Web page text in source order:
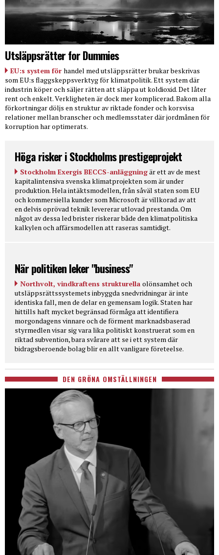
Utsläppsrätter for Dummies
EU:s system för handel med utsläppsrätter brukar beskrivas
som EU:s flaggskeppsverktyg för klimatpolitik. Ett system där
industrin köper och säljer rätten att släppa ut koldioxid. Det låter
rent och enkelt. Verkligheten är dock mer komplicerad. Bakom alla
förkortningar döljs en struktur av riktade fonder och korsvisa
relationer mellan branscher och medlemsstater där jordmånen för
korruption har optimerats.
Höga risker i Stockholms prestigeprojekt
Stockholm Exergis BECCS-anläggningär ett av de mest
kapitalintensiva svenska klimatprojekten som är under
produktion. Hela intäktsmodellen, från såväl staten som EU
och kommersiella kunder som Microsoft är villkorad av att
en delvis oprövad teknik levererar utlovad prestanda. Om
något av dessa led brister riskerar både den klimatpolitiska
kalkylen och affärsmodellen att raseras samtidigt.
När politiken leker "business"
Northvolt, vindkraftens strukturella olönsamhet och
utsläppsrättssystemets inbyggda snedvridningar är inte
identiska fall, men de delar en gemensam logik. Staten har
hittills haft mycket begränsad förmåga att identifiera
morgondagens vinnare och de förment marknadsbaserad
styrmedlen visar sig vara lika politiskt konstruerat som en
riktad subvention, bara svårare att se i ett system där
bidragsberoende bolag blir en allt vanligare företeelse.
DEN GRÖNA OMSTÄLLNINGEN